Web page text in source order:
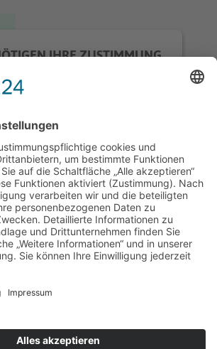
IHRE ZUSTIMMUNG,
um Karteninhalte
Dieser Service kann Daten zu
sammeln. Bitte lesen Sie
durch und stimmen Sie der
des Service zu, um diese Karte
anzuzeigen.
Mehr Informationen
Akzeptieren
Platform &